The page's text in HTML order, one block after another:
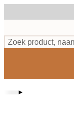
to
content.
Zoek product,
▸